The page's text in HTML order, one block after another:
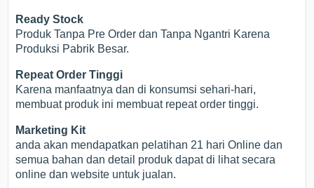
Ready Stock
Produk Tanpa Pre Order dan Tanpa Ngantri Karena
Produksi Pabrik Besar.
Repeat Order Tinggi
Karena manfaatnya dan di konsumsi sehari-hari,
membuat produk ini membuat repeat order tinggi.
Marketing Kit
anda akan mendapatkan pelatihan 21 hari Online dan
semua bahan dan detail produk dapat di lihat secara
online dan website untuk jualan.